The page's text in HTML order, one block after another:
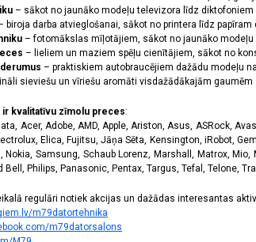
– sākot no jaunāko modeļu televizora līdz diktofoniem
biroja darba atvieglošanai, sākot no printera līdz papīram
– fotomākslas mīļotājiem, sākot no jaunāko
– lieliem un maziem spēļu cienītājiem, sākot no
– praktiskiem autobraucējiem dažādu modeļu
sieviešu un vīriešu aromāti visdažādākajām gaumēm
ir kvalitatīvu zīmolu preces:
Acer, Adobe, AMD, Apple, Ariston, Asus, ASRock,
Elica, Fujitsu, Jāņa Sēta, Kensington, iRobot,
Nokia, Samsung, Schaub Lorenz, Marshall, Matrox,
Bell, Philips, Panasonic, Pentax, Targus, Tefal, Telone,
regulāri notiek akcijas un dažādas interesantas
m79datortehnika
m79datorsalons